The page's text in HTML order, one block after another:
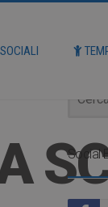
Social